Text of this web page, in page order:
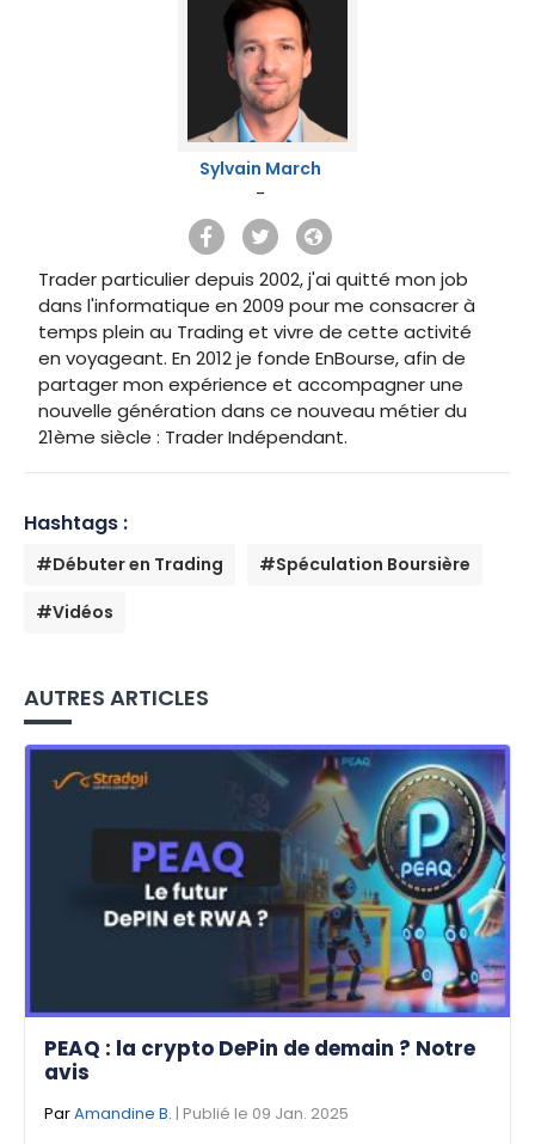
Sylvain March
-
Trader particulier depuis 2002, j'ai quitté mon job
dans l'informatique en 2009 pour me consacrer à
temps plein au Trading et vivre de cette activité
en voyageant. En 2012 je fonde EnBourse, afin de
partager mon expérience et accompagner une
nouvelle génération dans ce nouveau métier du
21ème siècle : Trader Indépendant.
Hashtags :
#Débuter en Trading
#Spéculation Boursière
#Vidéos
AUTRES ARTICLES
PEAQ : la crypto DePin de demain ? Notre
avis
ParAmandine B. | Publié le 09 Jan. 2025